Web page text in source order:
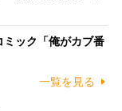
ック「俺がカブ番
一覧を見る